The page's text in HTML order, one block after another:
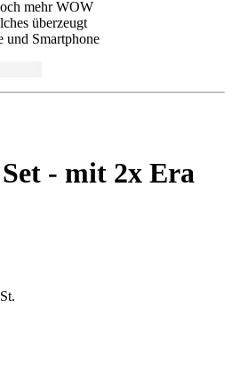
mehr WOW
überzeugt
und Smartphone
Set - mit 2x Era